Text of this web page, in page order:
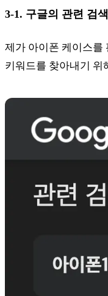
3-1. 구글의 관련 검
제가 아이폰 케이스를
키워드를 찾아내기 위